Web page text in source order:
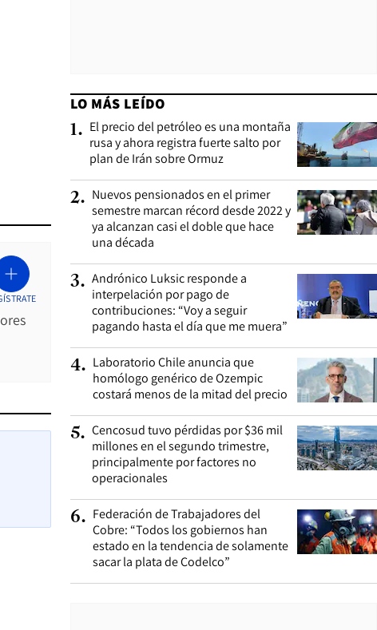
LO MÁS LEÍDO
1. El precio del petróleo es una montaña
rusa y ahora registra fuerte salto por
plan de Irán sobre Ormuz
2. Nuevos pensionados en el primer
semestre marcan récord desde 2022 y
ya alcanzan casi el doble que hace
una década
3. Andrónico Luksic responde a
interpelación por pago de
contribuciones: “Voy a seguir
pagando hasta el día que me muera”
4. Laboratorio Chile anuncia que
homólogo genérico de Ozempic
costará menos de la mitad del precio
5. Cencosud tuvo pérdidas por $36 mil
millones en el segundo trimestre,
principalmente por factores no
operacionales
6. Federación de Trabajadores del
Cobre: “Todos los gobiernos han
estado en la tendencia de solamente
sacar la plata de Codelco”